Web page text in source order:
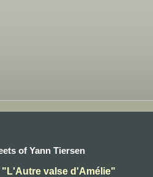
of Yann Tiersen
"L'Autre valse d'Amélie"